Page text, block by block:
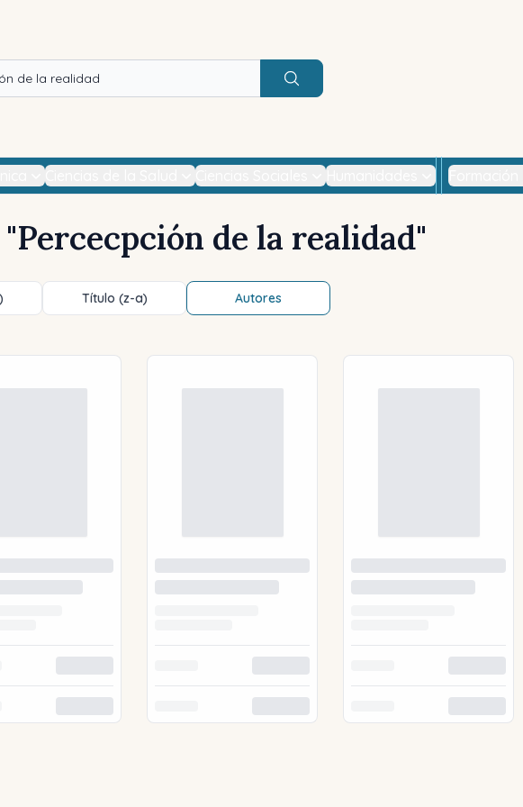
Buscar
Percecpción de la realidad"
Título (z-a) Autores